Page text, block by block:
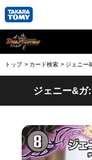
トップ カード検索 ジェニー
ジェニー&ガ